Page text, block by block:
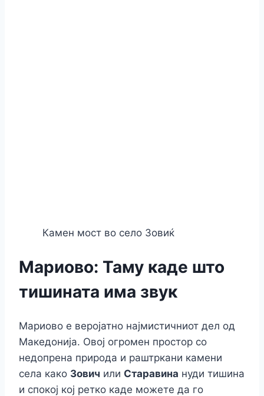
Камен мост во село Зовиќ
Мариово: Таму каде што
тишината има звук
Мариово е веројатно најмистичниот дел од
Македонија. Овој огромен простор со
недопрена природа и раштркани камени
села како Зович или Старавина нуди тишина
и спокој кој ретко каде можете да го